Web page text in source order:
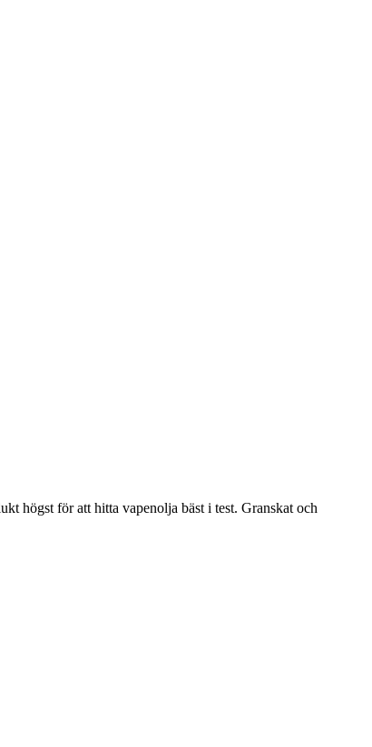
högst för att hitta vapenolja bäst i test. Granskat och